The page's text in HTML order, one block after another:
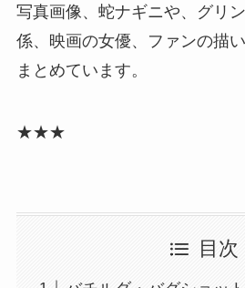
写真画像、蛇ナギニや、グリ
係、映画の女優、ファンの描
まとめています。
★★★
目次